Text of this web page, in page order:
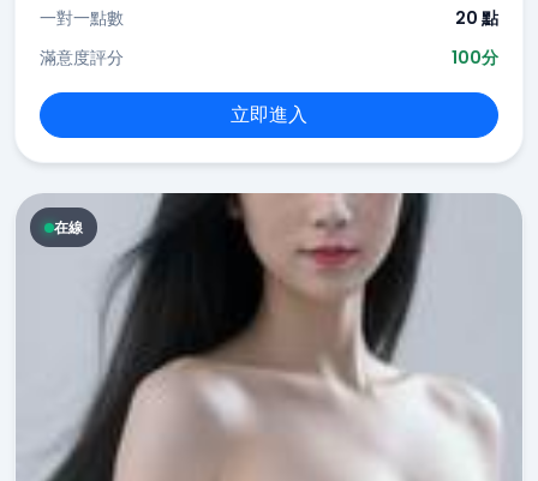
一對一點數
20 點
滿意度評分
100分
立即進入
在線